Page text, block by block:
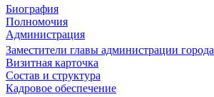
Биография
Полномочия
Администрация
Заместители главы администрации города
Визитная карточка
Состав и структура
Кадровое обеспечение